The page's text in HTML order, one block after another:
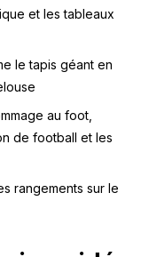
et les tableaux
le tapis géant en
au foot,
de football et les
rangements sur le